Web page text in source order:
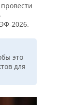
2026.
это
для